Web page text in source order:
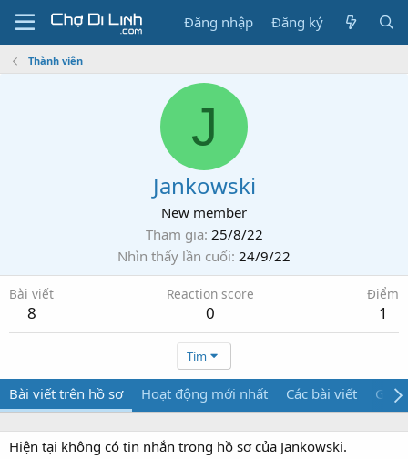
Đăng nhập Đăng ký
Thành viên
J
Jankowski
New member
Tham gia 25/8/22
Nhìn thấy lần cuối 24/9/22
Bài viết
8
Reaction score
0
Điểm
1
Tìm
Bài viết trên hồ sơ Hoạt động mới nhất Các bài viết Giới
Hiện tại không có tin nhắn trong hồ sơ của Jankowski.